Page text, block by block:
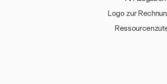
Logo zur